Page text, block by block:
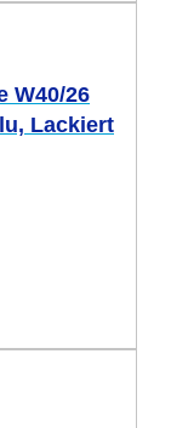
W40/26
Lackiert